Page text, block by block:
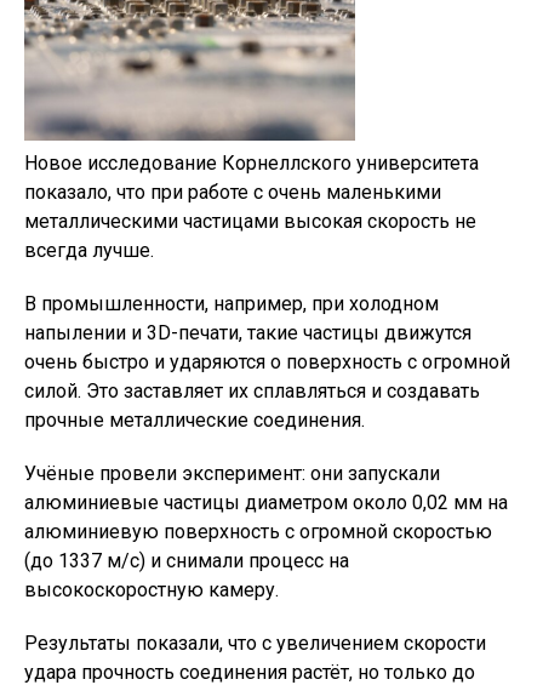
Новое исследование Корнеллского университета
показало, что при работе с очень маленькими
металлическими частицами высокая скорость не
всегда лучше.
В промышленности, например, при холодном
напылении и 3D-печати, такие частицы движутся
очень быстро и ударяются о поверхность с огромной
силой. Это заставляет их сплавляться и создавать
прочные металлические соединения.
Учёные провели эксперимент: они запускали
алюминиевые частицы диаметром около 0,02 мм на
алюминиевую поверхность с огромной скоростью
(до 1337 м/с) и снимали процесс на
высокоскоростную камеру.
Результаты показали, что с увеличением скорости
удара прочность соединения растёт, но только до